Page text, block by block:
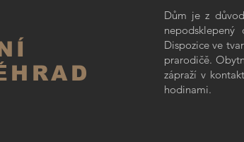
Dům je z
Dispozice ve
prarodičě.
zápraží v
hodinami.